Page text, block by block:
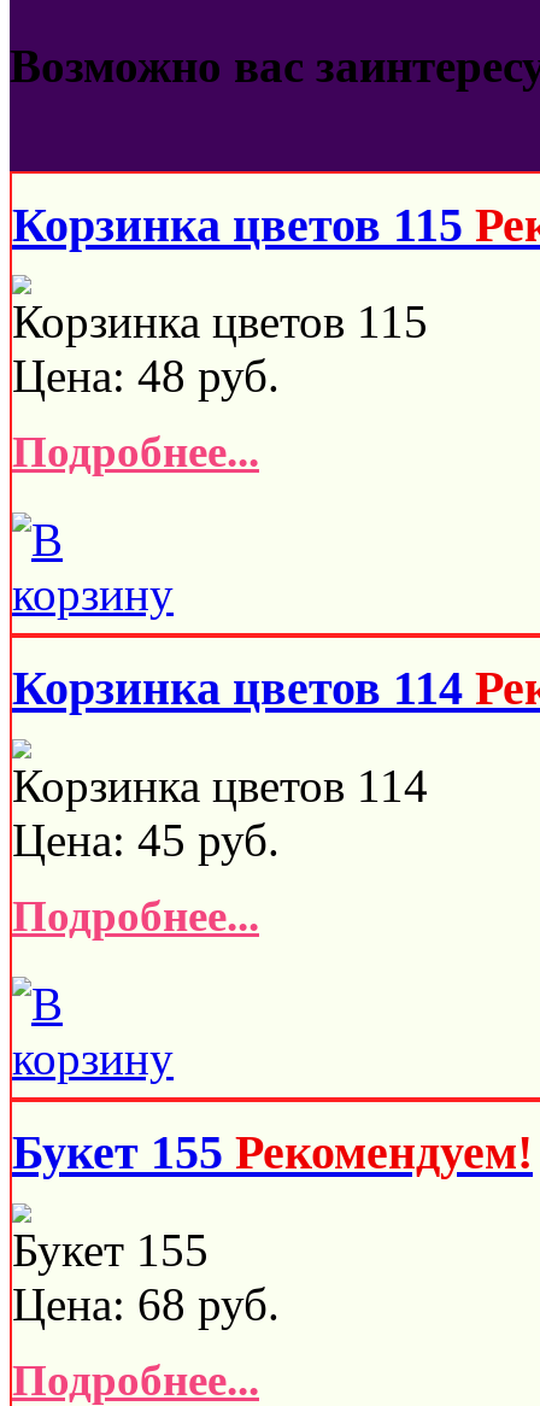
Возможно вас
Корзинка цветов 115
Корзинка цветов 115
Цена: 48 руб.
Подробнее...
Корзинка цветов 114
Корзинка цветов 114
Цена: 45 руб.
Подробнее...
Букет 155 Рекомендуем!
Букет 155
Цена: 68 руб.
Подробнее...